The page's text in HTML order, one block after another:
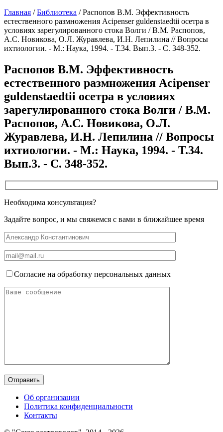
Главная /Библиотека /Распопов В.М. Эффективность
естественного размножения Acipenser guldenstaedtii осетра в
условиях зарегулированного стока Волги / В.М. Распопов,
А.С. Новикова, О.Л. Журавлева, И.Н. Лепилина // Вопросы
ихтиологии. - М.: Наука, 1994. - Т.34. Вып.3. - С. 348-352.
Распопов В.М. Эффективность
естественного размножения Acipenser
guldenstaedtii осетра в условиях
зарегулированного стока Волги / В.М.
Распопов, А.С. Новикова, О.Л.
Журавлева, И.Н. Лепилина // Вопросы
ихтиологии. - М.: Наука, 1994. - Т.34.
Вып.3. - С. 348-352.
Необходима консультация?
Задайте вопрос, и мы свяжемся с вами в ближайшее время
Согласие на обработку персональных данных
Об организации
Политика конфиденциальности
Контакты